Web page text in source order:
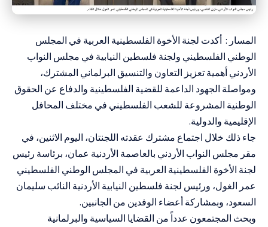
المسار : أكدت لجنة الأخوة الفلسطينية العربية في المجلس
الوطني الفلسطيني ولجنة فلسطين النيابية في مجلس النواب
الأردني أهمية تعزيز التعاون والتنسيق البرلماني المشترك،
ومواصلة الجهود الداعمة للقضية الفلسطينية والدفاع عن الحقوق
الوطنية المشروعة للشعب الفلسطيني في مختلف المحافل
الإقليمية والدولية.
جاء ذلك خلال اجتماع مشترك عقدته اللجنتان، اليوم الاثنين، في
مقر مجلس النواب الأردني بالعاصمة الأردنية عمان، برئاسة رئيس
لجنة الأخوة الفلسطينية العربية في المجلس الوطني الفلسطيني
عمر الغول، ورئيس لجنة فلسطين النيابية الأردنية النائب سليمان
السعود، وبمشاركة أعضاء الوفدين من الجانبين.
وبحث المجتمعون عدداً من القضايا السياسية والبرلمانية